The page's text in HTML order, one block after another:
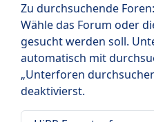
Zu durchsuchende Foren:
Wähle das Forum oder
gesucht werden soll.
automatisch mit
„Unterforen
deaktivierst.